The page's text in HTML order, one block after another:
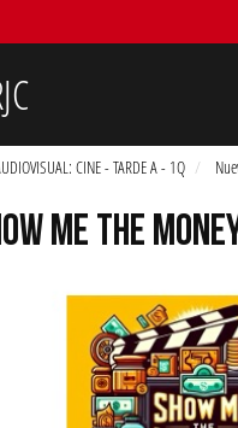
CINE - TARDE A - 1Q
ME THE